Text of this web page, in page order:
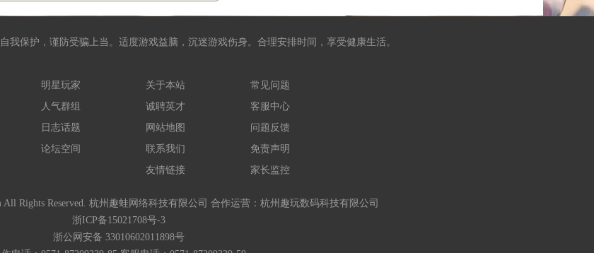
我保护，谨防受骗上当。适度游戏益脑，沉迷游戏伤身。合理安排时间，享受健康生活。
明星玩家
人气群组
日志话题
论坛空间
关于本站
诚聘英才
网站地图
联系我们
友情链接
常见问题
客服中心
问题反馈
免责声明
家长监控
All Rights Reserved. 杭州趣蛙网络科技有限公司 合作运营：杭州趣玩数码科技有限公司
浙ICP备15021708号-3
浙公网安备 33010602011898号